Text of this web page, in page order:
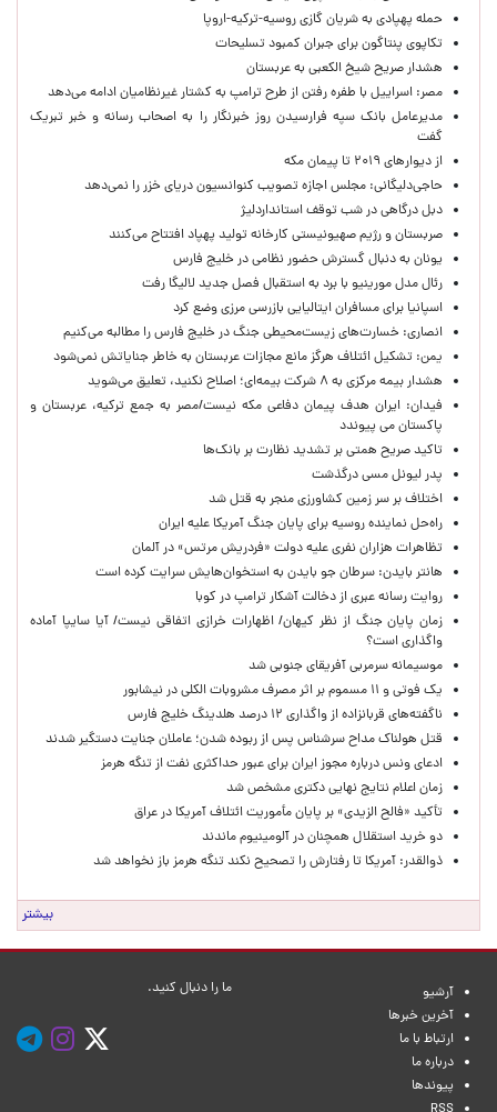
حمله پهپادی به شریان گازی روسیه-ترکیه-اروپا
تکاپوی پنتاگون برای جبران کمبود تسلیحات
هشدار صریح شیخ الکعبی به عربستان
مصر: اسراییل با طفره رفتن از طرح ترامپ به کشتار غیرنظامیان ادامه می‌دهد
مدیرعامل بانک سپه فرارسیدن روز خبرنگار را به اصحاب رسانه و خبر تبریک
گفت
از دیوارهای ۲۰۱۹ تا پیمان مکه
حاجی‌دلیگانی: مجلس اجازه تصویب کنوانسیون دریای خزر را نمی‌دهد
دبل درگاهی در شب توقف استانداردلیژ
صربستان و رژیم صهیونیستی کارخانه تولید پهپاد افتتاح می‌کنند
یونان به دنبال گسترش حضور نظامی در خلیج فارس
رئال مدل مورینیو با برد به استقبال فصل جدید لالیگا رفت
اسپانیا برای مسافران ایتالیایی بازرسی مرزی وضع کرد
انصاری: خسارت‌های زیست‌محیطی جنگ در خلیج فارس را مطالبه‌ می‌کنیم
یمن: تشکیل ائتلاف هرگز مانع مجازات عربستان به خاطر جنایاتش نمی‌شود
هشدار بیمه مرکزی به ۸ شرکت بیمه‌ای؛ اصلاح نکنید، تعلیق می‌شوید
فیدان: ایران هدف پیمان دفاعی مکه نیست/مصر به جمع ترکیه، عربستان و
پاکستان می پیوندد
تاکید صریح همتی بر تشدید نظارت بر بانک‌ها
پدر لیونل مسی درگذشت
اختلاف بر سر زمین کشاورزی منجر به قتل شد
راه‌حل نماینده روسیه برای پایان جنگ آمریکا علیه ایران
تظاهرات هزاران نفری علیه دولت «فردریش مرتس» در آلمان
هانتر بایدن: سرطان جو بایدن به استخوان‌هایش سرایت کرده است
روایت رسانه عبری از دخالت آشکار ترامپ در کوبا
زمان پایان جنگ از نظر کیهان/ اظهارات خرازی اتفاقی نیست/ آیا سایپا آماده
واگذاری است؟
موسیمانه سرمربی آفریقای جنوبی شد
یک فوتی و ۱۱ مسموم بر اثر مصرف مشروبات الکلی در نیشابور
ناگفته‌های قربانزاده از واگذاری ۱۲ درصد هلدینگ خلیج فارس
قتل هولناک مداح سرشناس پس از ربوده شدن؛ عاملان جنایت دستگیر شدند
ادعای ونس درباره مجوز ایران برای عبور حداکثری نفت از تنگه هرمز
زمان اعلام نتایج نهایی دکتری مشخص شد
تأکید «فالح الزیدی» بر پایان مأموریت ائتلاف آمریکا در عراق
دو خرید استقلال همچنان در آلومینیوم ماندند
ذوالقدر: آمریکا تا رفتارش را تصحیح نکند تنگه هرمز باز نخواهد شد
بیشتر
آرشیو
آخرین خبرها
ارتباط با ما
درباره ما
پیوندها
ما را دنبال کنید.